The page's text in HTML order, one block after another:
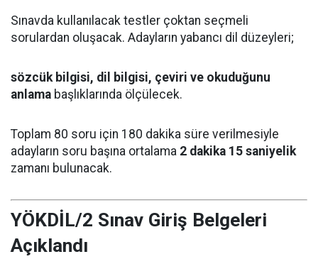
Sınavda kullanılacak testler çoktan seçmeli
sorulardan oluşacak. Adayların yabancı dil düzeyleri;
sözcük bilgisi, dil bilgisi, çeviri ve okuduğunu
anlama başlıklarında ölçülecek.
Toplam 80 soru için 180 dakika süre verilmesiyle
adayların soru başına ortalama 2 dakika 15 saniyelik
zamanı bulunacak.
YÖKDİL/2 Sınav Giriş Belgeleri
Açıklandı